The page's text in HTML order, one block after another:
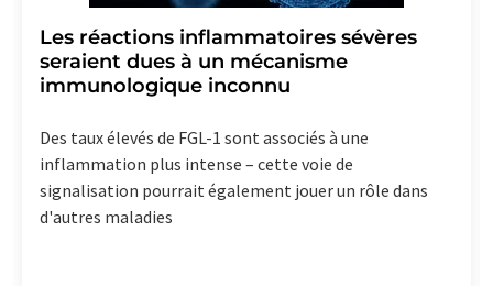
Les réactions inflammatoires sévères
seraient dues à un mécanisme
immunologique inconnu
Des taux élevés de FGL-1 sont associés à une
inflammation plus intense – cette voie de
signalisation pourrait également jouer un rôle dans
d'autres maladies